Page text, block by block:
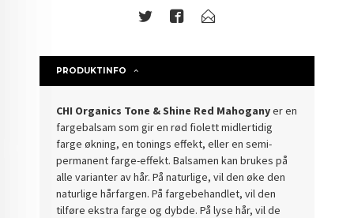
PRODUKTINFO
CHI Organics Tone & Shine Red Mahoganyer en
fargebalsam som gir en rød fiolett midlertidig
farge økning, en tonings effekt, eller en semi-
permanent farge-effekt. Balsamen kan brukes på
alle varianter av hår. På naturlige, vil den øke den
naturlige hårfargen. På fargebehandlet, vil den
tilføre ekstra farge og dybde. På lyse hår, vil de